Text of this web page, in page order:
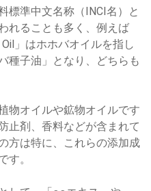
標準中文名称（INCI名）と
れることも多く、例えば
Oil」はホホバオイルを指し
種子油」となり、どちらも
物オイルや鉱物オイルです
止剤、香料などが含まれて
方は特に、これらの添加成
す。